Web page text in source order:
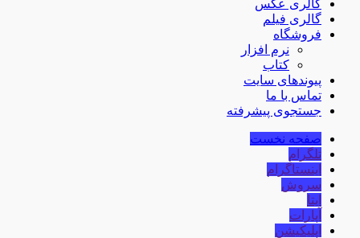
گالری عکس
گالری فیلم
فروشگاه
نرم افزار
کتاب
پیوندهای سایت
تماس با ما
جستجوی پیشرفته
صفحه نخست
تلگرام
اینستاگرام
سروش
ایتا
آپارات
اپلیکیشن